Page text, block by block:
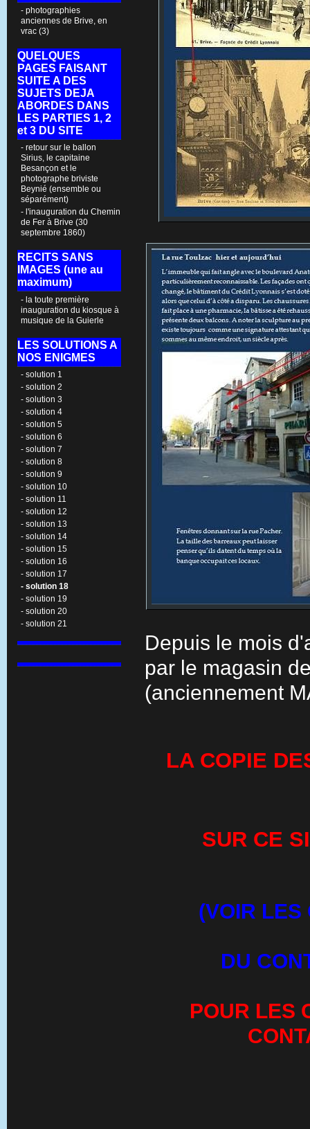
- photographies
anciennes de Brive, en
vrac (3)
QUELQUES
PAGES FAISANT
SUITE A DES
SUJETS DEJA
ABORDES DANS
LES PARTIES 1, 2
et 3 DU SITE
- retour sur le ballon
Sirius, le capitaine
Besançon et le
photographe briviste
Beynié (ensemble ou
séparément)
- l'inauguration du Chemin
de Fer à Brive (30
septembre 1860)
RECITS SANS
IMAGES (une au
maximum)
- la toute première
inauguration du kiosque à
musique de la Guierle
LES SOLUTIONS A
NOS ENIGMES
- solution 1
- solution 2
- solution 3
- solution 4
- solution 5
- solution 6
- solution 7
- solution 8
- solution 9
- solution 10
- solution 11
- solution 12
- solution 13
- solution 14
- solution 15
- solution 16
- solution 17
- solution 18
- solution 19
- solution 20
- solution 21
Depuis le mois
par le magasin
(anciennement
LA COPIE
SUR CE
(VOIR LES
DU
POUR LES